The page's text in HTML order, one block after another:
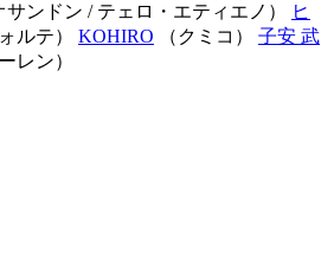
サンドン / テェロ・エティエノ）
ヒ
ルテ） KOHIRO （クミコ） 子安 武
レン）